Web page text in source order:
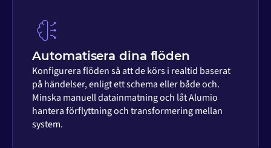
Automatisera dina flöden
Konfigurera flöden så att de körs i realtid baserat
på händelser, enligt ett schema eller både och.
Minska manuell datainmatning och låt Alumio
hantera förflyttning och transformering mellan
system.